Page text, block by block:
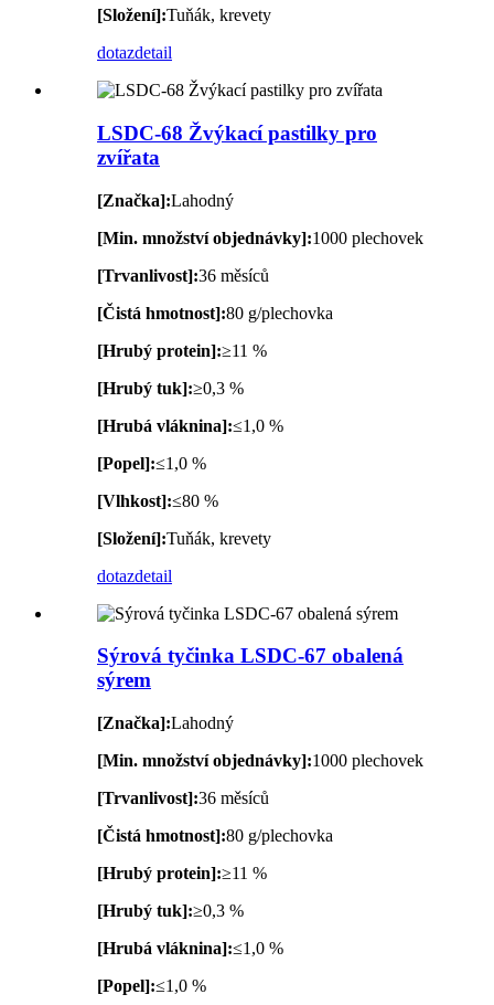
[Složení]:Tuňák, krevety
dotazdetail
LSDC-68 Žvýkací pastilky pro
zvířata
[Značka]:Lahodný
[Min. množství objednávky]:1000 plechovek
[Trvanlivost]:36 měsíců
[Čistá hmotnost]:80 g/plechovka
[Hrubý protein]:≥11 %
[Hrubý tuk]:≥0,3 %
[Hrubá vláknina]:≤1,0 %
[Popel]:≤1,0 %
[Vlhkost]:≤80 %
[Složení]:Tuňák, krevety
dotazdetail
Sýrová tyčinka LSDC-67 obalená
sýrem
[Značka]:Lahodný
[Min. množství objednávky]:1000 plechovek
[Trvanlivost]:36 měsíců
[Čistá hmotnost]:80 g/plechovka
[Hrubý protein]:≥11 %
[Hrubý tuk]:≥0,3 %
[Hrubá vláknina]:≤1,0 %
[Popel]:≤1,0 %